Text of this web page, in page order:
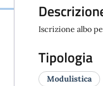
Iscrizione albo
Tipologia
Modulistica